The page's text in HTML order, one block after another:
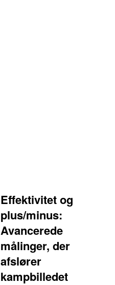
Effektivitet og
plus/minus:
Avancerede
målinger, der
afslører
kampbilledet